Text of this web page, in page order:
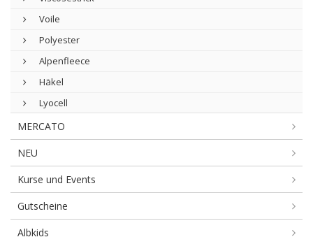
Voile
Polyester
Alpenfleece
Häkel
Lyocell
MERCATO
NEU
Kurse und Events
Gutscheine
Albkids